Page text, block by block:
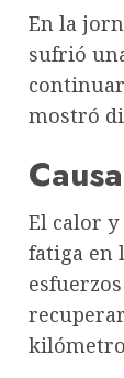
En la
sufrió
mostró
El calor
fatiga en